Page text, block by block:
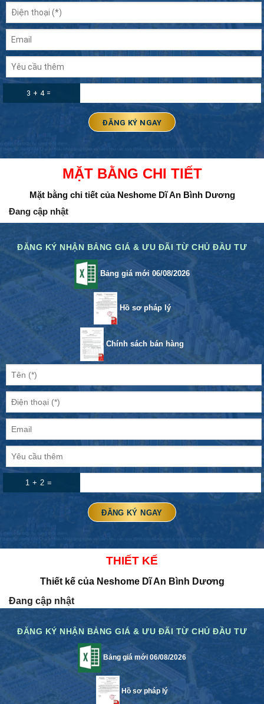
3 + 4 =
MẶT BẰNG CHI TIẾT
Mặt bằng chi tiết của Neshome Dĩ An Bình Dương
Đang cập nhật
ĐĂNG KÝ NHẬN BẢNG GIÁ & ƯU ĐÃI TỪ CHỦ ĐẦU TƯ
Bảng giá mới 06/08/2026
Hồ sơ pháp lý
Chính sách bán hàng
1 + 2 =
THIẾT KẾ
Thiết kế của Neshome Dĩ An Bình Dương
Đang cập nhật
ĐĂNG KÝ NHẬN BẢNG GIÁ & ƯU ĐÃI TỪ CHỦ ĐẦU TƯ
Bảng giá mới 06/08/2026
Hồ sơ pháp lý